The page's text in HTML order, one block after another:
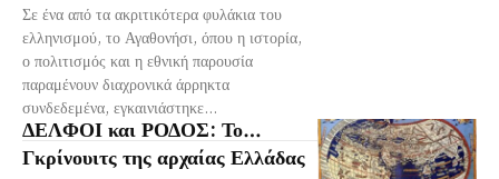
Σε ένα από τα ακριτικότερα φυλάκια του
ελληνισμού, το Αγαθονήσι, όπου η ιστορία,
ο πολιτισμός και η εθνική παρουσία
παραμένουν διαχρονικά άρρηκτα
συνδεδεμένα, εγκαινιάστηκε...
ΔΕΛΦΟΙ και ΡΟΔΟΣ: Το…
Γκρίνουιτς της αρχαίας Ελλάδας